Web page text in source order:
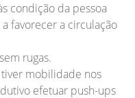
condição da pessoa
favorecer a circulação
rugas.
mobilidade nos
efetuar push-ups